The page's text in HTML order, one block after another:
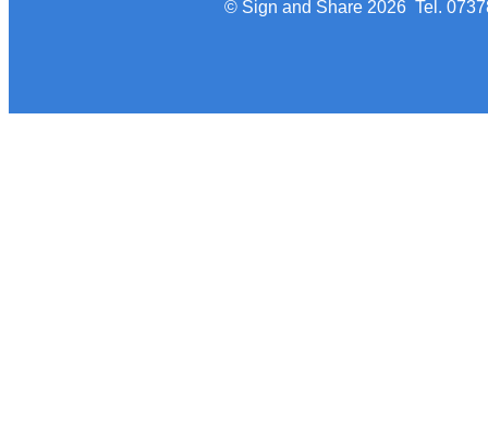
© Sign and Share 2026 Tel.